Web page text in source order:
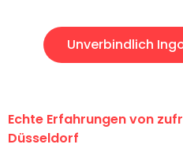
Unverbindlich
Echte Erfahrungen von
Düsseldorf